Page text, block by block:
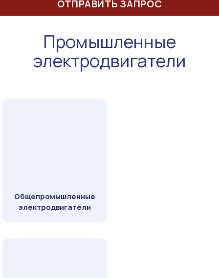
ОТПРАВИТЬ ЗАПРОС
Промышленные
электродвигатели
Общепромышленные
электродвигатели